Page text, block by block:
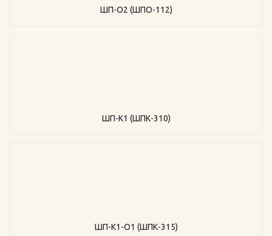
ШП-О2 (ШПО-112)
ШП-К1 (ШПК-310)
ШП-К1-О1 (ШПК-315)